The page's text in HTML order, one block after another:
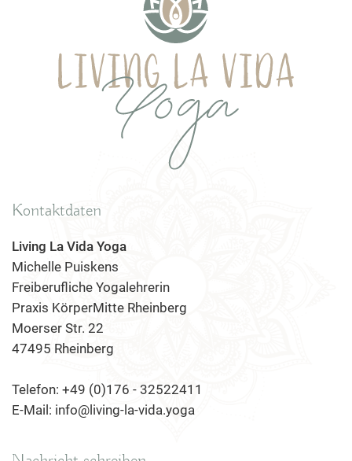
Kontaktdaten
Living La Vida Yoga
Michelle Puiskens
Freiberufliche Yogalehrerin
Praxis KörperMitte Rheinberg
Moerser Str. 22
47495 Rheinberg
Telefon: +49 (0)176 - 32522411
E-Mail: info@living-la-vida.yoga